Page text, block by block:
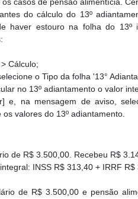
casos de pensão alimentícia.
do cálculo do 13º
haver estouro na folha do 13º
Cálculo;
o Tipo da folha '13°
no 13º adiantamento o valor
e, na mensagem de aviso,
valores do 13º adiantamento.
de R$ 3.500,00. Recebeu R$
INSS R$ 313,40 + IRRF R$
de R$ 3.500,00 e pensão